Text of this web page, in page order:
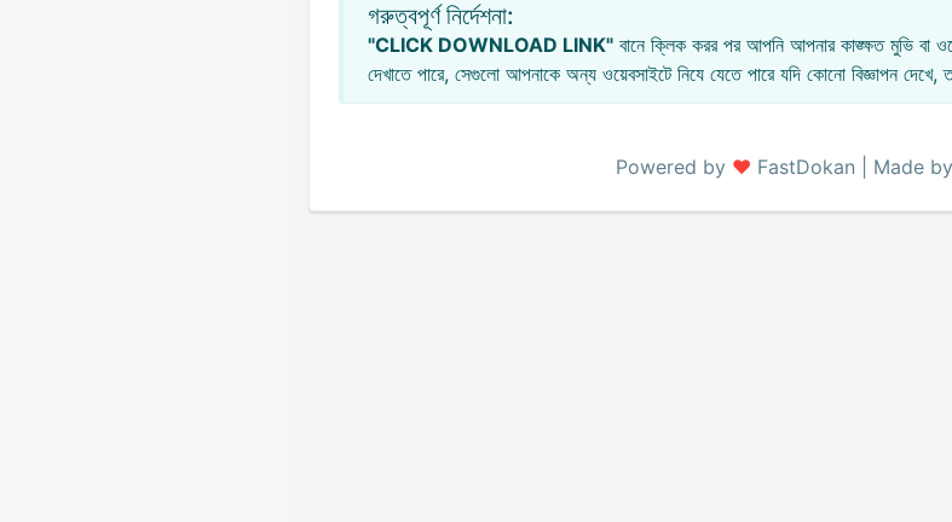
গরুত্বপূর্ণ নির্দেশনা:
"CLICK DOWNLOAD LINK" বানে ক্লিক করর পর আপনি আপনার কাঙ্ক্ষত মুভি বা
দেখাতে পারে, সেগুলো আপনাকে অন্য ওয়েবসাইটে নিযে যেতে পারে যদি কোনো বিজ্ঞাপন দেখে,
Powered by ♥️ FastDokan | Made by